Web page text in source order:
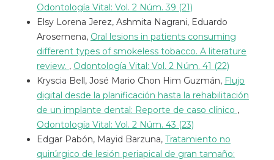
Odontología Vital: Vol. 2 Núm. 39 (21)
Elsy Lorena Jerez, Ashmita Nagrani, Eduardo
Arosemena, Oral lesions in patients consuming
different types of smokeless tobacco. A literature
review. , Odontología Vital: Vol. 2 Núm. 41 (22)
Kryscia Bell, José Mario Chon Him Guzmán, Flujo
digital desde la planificación hasta la rehabilitación
de un implante dental: Reporte de caso clínico ,
Odontología Vital: Vol. 2 Núm. 43 (23)
Edgar Pabón, Mayid Barzuna, Tratamiento no
quirúrgico de lesión periapical de gran tamaño: